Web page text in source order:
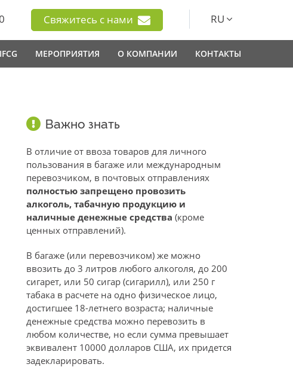
Свяжитесь с нами RU
МЕРОПРИЯТИЯ О КОМПАНИИ КОНТАКТЫ
Важно знать
В отличие от ввоза товаров для личного
пользования в багаже или международным
перевозчиком, в почтовых отправлениях
полностью запрещено провозить
алкоголь, табачную продукцию и
наличные денежные средства (кроме
ценных отправлений).
В багаже (или перевозчиком) же можно
ввозить до 3 литров любого алкоголя, до 200
сигарет, или 50 сигар (сигарилл), или 250 г
табака в расчете на одно физическое лицо,
достигшее 18-летнего возраста; наличные
денежные средства можно перевозить в
любом количестве, но если сумма превышает
эквивалент 10000 долларов США, их придется
задекларировать.